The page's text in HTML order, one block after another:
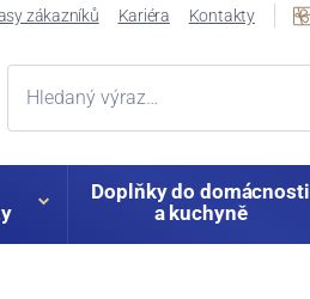
zákazníků Kariéra Kontakty
Doplňky do domácnosti
a kuchyně